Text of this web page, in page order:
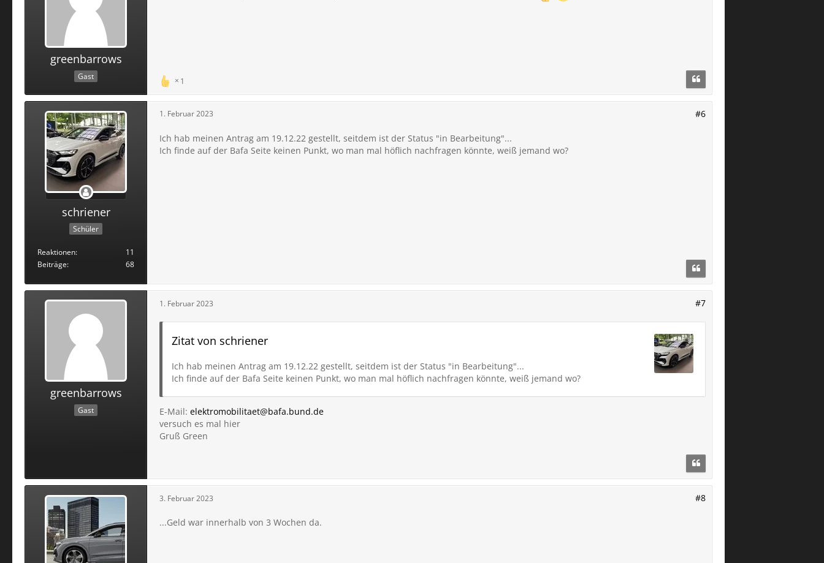
greenbarrows
Gast 1
schriener
Schüler
Reaktionen
11
Beiträge
68
1. Februar 2023 #6
Ich hab meinen Antrag am 19.12.22 gestellt, seitdem ist der Status "in Bearbeitung"...
Ich finde auf der Bafa Seite keinen Punkt, wo man mal höflich nachfragen könnte, weiß jemand wo?
greenbarrows
Gast
1. Februar 2023 #7
Zitat von schriener
Ich hab meinen Antrag am 19.12.22 gestellt, seitdem ist der Status "in Bearbeitung"...
Ich finde auf der Bafa Seite keinen Punkt, wo man mal höflich nachfragen könnte, weiß jemand wo?
E-Mail: elektromobilitaet@bafa.bund.de
versuch es mal hier
Gruß Green
3. Februar 2023 #8
...Geld war innerhalb von 3 Wochen da.